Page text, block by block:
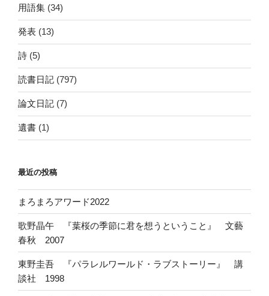
用語集 (34)
発表 (13)
詩 (5)
読書日記 (797)
論文日記 (7)
遺書 (1)
最近の投稿
まろまろアワード2022
歌野晶午 『葉桜の季節に君を想うということ』 文藝
春秋 2007
東野圭吾 『パラレルワールド・ラブストーリー』 講
談社 1998